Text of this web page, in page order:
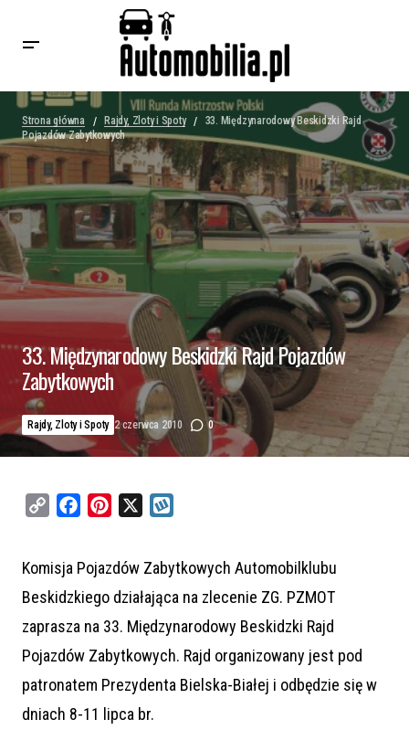
Strona główna Rajdy, Zloty i Spoty
33. Międzynarodowy Beskidzki Rajd
Pojazdów Zabytkowych
33. Międzynarodowy Beskidzki Rajd Pojazdów
Zabytkowych
Rajdy, Zloty i Spoty 2 czerwca 2010 0
y
L
i
e
b
o
t
e
r
t
o
p
Komisja Pojazdów Zabytkowych Automobilklubu
Beskidzkiego działająca na zlecenie ZG. PZMOT
zaprasza na 33. Międzynarodowy Beskidzki Rajd
Pojazdów Zabytkowych. Rajd organizowany jest pod
patronatem Prezydenta Bielska-Białej i odbędzie się w
dniach 8-11 lipca br.